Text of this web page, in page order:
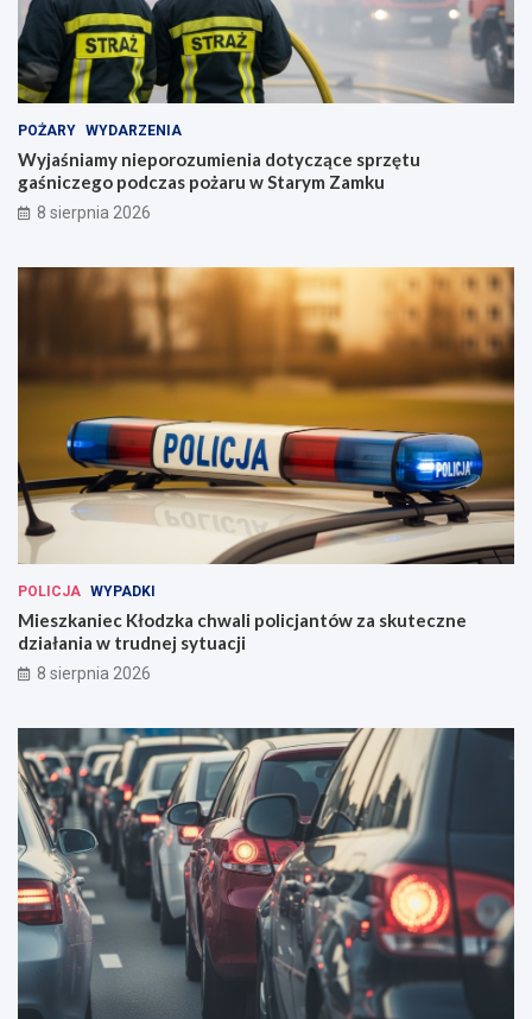
POŻARY WYDARZENIA
Wyjaśniamy nieporozumienia dotyczące sprzętu
gaśniczego podczas pożaru w Starym Zamku
8 sierpnia 2026
POLICJA WYPADKI
Mieszkaniec Kłodzka chwali policjantów za skuteczne
działania w trudnej sytuacji
8 sierpnia 2026